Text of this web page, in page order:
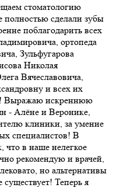
стоматологию
сделали зубы
поблагодарить всех
ортопеда
Зульфугарова
Николая
Вячеславовича,
и всех их
Выражаю искреннюю
- Алёне и Веронике,
клиники, за умение
специалистов! В
что в наше нелегкое
рекомендую и врачей,
но альтернативы
Теперь я